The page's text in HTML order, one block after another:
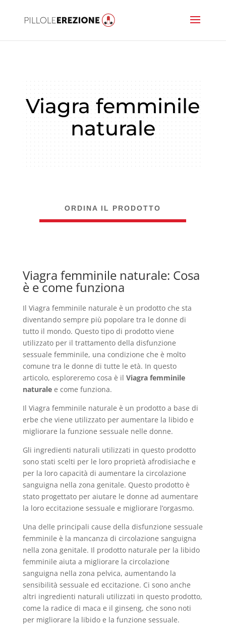
Viagra femminile
naturale
ORDINA IL PRODOTTO
Viagra femminile naturale: Cosa
è e come funziona
Il Viagra femminile naturale è un prodotto che sta
diventando sempre più popolare tra le donne di
tutto il mondo. Questo tipo di prodotto viene
utilizzato per il trattamento della disfunzione
sessuale femminile, una condizione che è molto
comune tra le donne di tutte le età. In questo
articolo, esploreremo cosa è il Viagra femminile
naturalee come funziona.
Il Viagra femminile naturale è un prodotto a base di
erbe che viene utilizzato per aumentare la libido e
migliorare la funzione sessuale nelle donne.
Gli ingredienti naturali utilizzati in questo prodotto
sono stati scelti per le loro proprietà afrodisiache e
per la loro capacità di aumentare la circolazione
sanguigna nella zona genitale. Questo prodotto è
stato progettato per aiutare le donne ad aumentare
la loro eccitazione sessuale e migliorare l’orgasmo.
Una delle principali cause della disfunzione sessuale
femminile è la mancanza di circolazione sanguigna
nella zona genitale. Il prodotto naturale per la libido
femminile aiuta a migliorare la circolazione
sanguigna nella zona pelvica, aumentando la
sensibilità sessuale ed eccitazione. Ci sono anche
altri ingredienti naturali utilizzati in questo prodotto,
come la radice di maca e il ginseng, che sono noti
per migliorare la libido e la funzione sessuale.